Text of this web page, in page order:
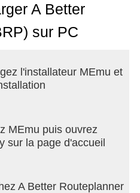
it, just go to driving
real-time plan follow-up
as necessary and
A Better
sur PC
l'installateur MEmu et
MEmu puis ouvrez
sur la page d'accueil
A Better Routeplanner